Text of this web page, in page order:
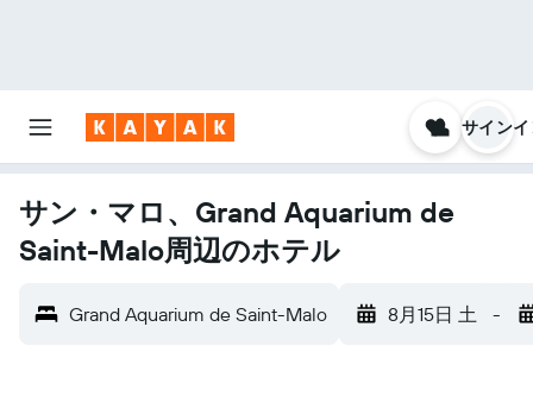
サイン
サン・マロ、Grand Aquarium de
Saint-Malo周辺のホテル
Grand Aquarium de Saint-Malo 8月15日 土 -